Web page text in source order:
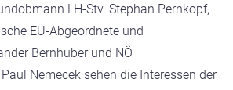
LH-Stv. Stephan Pernkopf,
EU-Abgeordnete und
Bernhuber und NÖ
Nemecek sehen die Interessen der